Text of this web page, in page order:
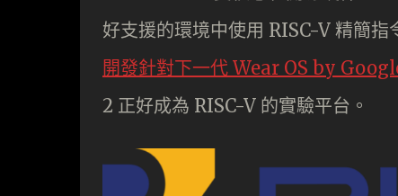
好支援的環境中使用 RISC-V 精簡指
開發針對下一代 Wear OS by
2 正好成為 RISC-V 的實驗平台。